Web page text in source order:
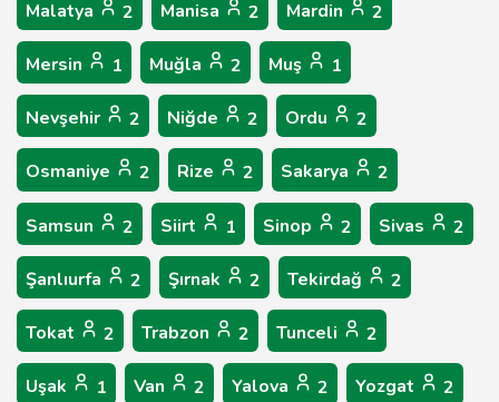
Malatya 2 Manisa 2 Mardin 2
Mersin 1 Muğla 2 Muş 1
Nevşehir 2 Niğde 2 Ordu 2
Osmaniye 2 Rize 2 Sakarya 2
Samsun 2 Siirt 1 Sinop 2 Sivas 2
Şanlıurfa 2 Şırnak 2 Tekirdağ 2
Tokat 2 Trabzon 2 Tunceli 2
Uşak 1 Van 2 Yalova 2 Yozgat 2